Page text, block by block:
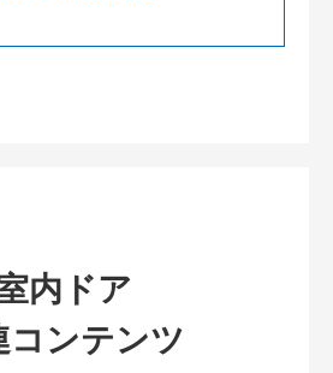
内ドア
コンテンツ